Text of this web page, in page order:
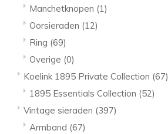
Manchetknopen (1)
Oorsieraden (12)
Ring (69)
Overige (0)
Koelink 1895 Private Collection (67)
1895 Essentials Collection (52)
Vintage sieraden (397)
Armband (67)